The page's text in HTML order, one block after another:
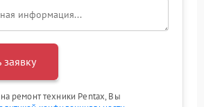
заявку
ремонт техники Pentax, Вы